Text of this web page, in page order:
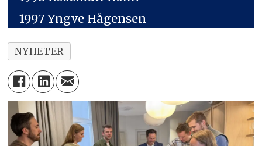
1997 Yngve Hågensen
NYHETER